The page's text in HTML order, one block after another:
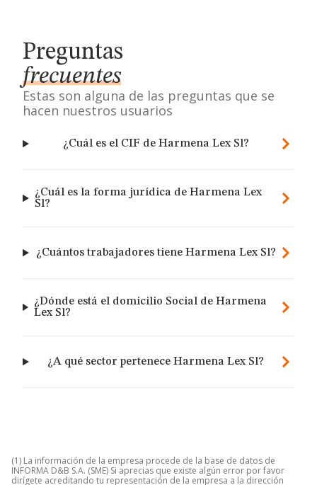
Preguntas
frecuentes
Estas son alguna de las preguntas que se
hacen nuestros usuarios
¿Cuál es el CIF de Harmena Lex Sl?
¿Cuál es la forma jurídica de Harmena Lex
Sl?
¿Cuántos trabajadores tiene Harmena Lex Sl?
¿Dónde está el domicilio Social de Harmena
Lex Sl?
¿A qué sector pertenece Harmena Lex Sl?
(1) La información de la empresa procede de la base de datos de
INFORMA D&B S.A. (SME) Si aprecias que existe algún error por favor
dirígete acreditando tu representación de la empresa a la dirección